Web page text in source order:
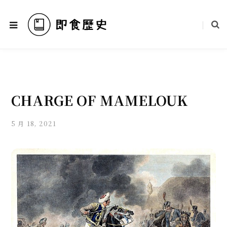
CHARGE OF MAMELOUK
5 月 18, 2021